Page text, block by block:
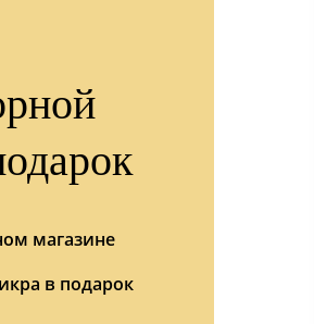
магазине
в подарок